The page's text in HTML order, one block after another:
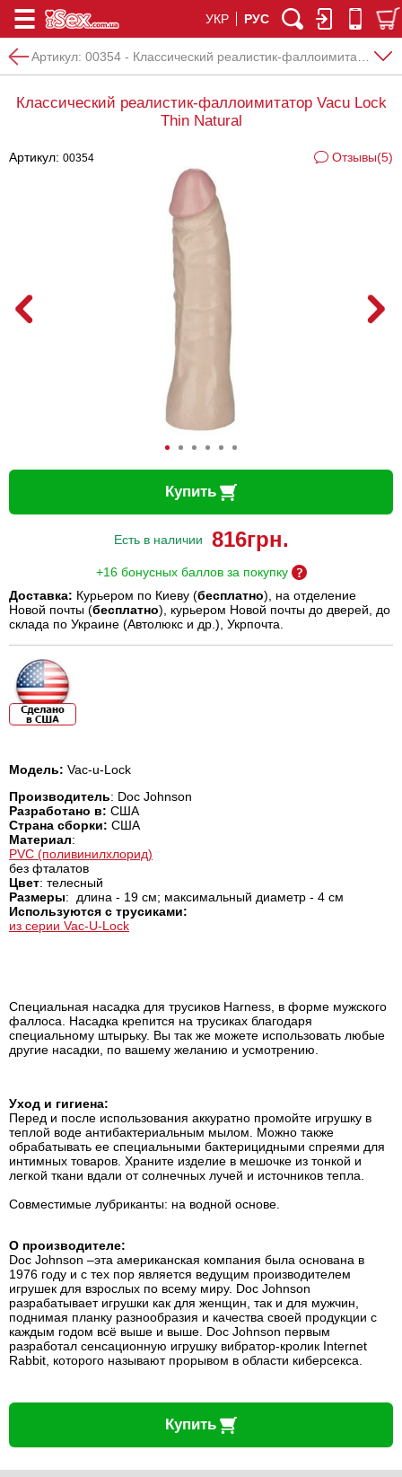
УКР РУС
Артикул: 00354 - Классический реалистик-фаллоимитатор Vacu Lock Thin Natural
Классический реалистик-фаллоимитатор Vacu Lock
Thin Natural
Артикул: 00354 Отзывы(5)
Купить
Есть в наличии 816грн.
+16 бонусных баллов за покупку
Доставка: Курьером по Киеву (бесплатно), на отделение
Новой почты (бесплатно), курьером Новой почты до дверей, до
склада по Украине (Автолюкс и др.), Укрпочта.
Модель: Vac-u-Lock
Производитель: Doc Johnson
Разработано в: США
Страна сборки: США
Материал:
PVC (поливинилхлорид)
без фталатов
Цвет: телесный
Размеры: длина - 19 см; максимальный диаметр - 4 см
Используются с трусиками:
из серии Vac-U-Lock
Специальная насадка для трусиков Harness, в форме мужского
фаллоса. Насадка крепится на трусиках благодаря
специальному штырьку. Вы так же можете использовать любые
другие насадки, по вашему желанию и усмотрению.
Уход и гигиена:
Перед и после использования аккуратно промойте игрушку в
теплой воде антибактериальным мылом. Можно также
обрабатывать ее специальными бактерицидными спреями для
интимных товаров. Храните изделие в мешочке из тонкой и
легкой ткани вдали от солнечных лучей и источников тепла.
Совместимые лубриканты: на водной основе.
О производителе:
Doc Johnson –эта американская компания была основана в
1976 году и с тех пор является ведущим производителем
игрушек для взрослых по всему миру. Doc Johnson
разрабатывает игрушки как для женщин, так и для мужчин,
поднимая планку разнообразия и качества своей продукции с
каждым годом всё выше и выше. Doc Johnson первым
разработал сенсационную игрушку вибратор-кролик Internet
Rabbit, которого называют прорывом в области киберсекса.
Купить